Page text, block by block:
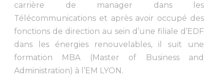
carrière de manager dans les
Télécommunications et après avoir occupé des
fonctions de direction au sein d’une filiale d’EDF
dans les énergies renouvelables, il suit une
formation MBA (Master of Business and
Administration) à l’EM LYON.